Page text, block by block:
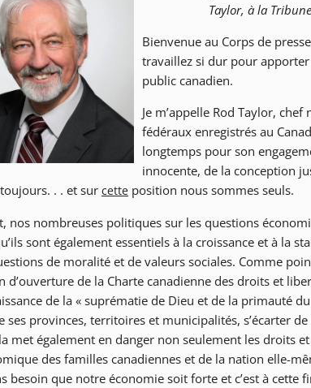
Taylor, à la
Bienvenue au Corps de
travaillez si dur pour
public canadien.
Je m’appelle Rod Taylor,
fédéraux enregistrés au
longtemps pour son
innocente, de la conception
. . et sur cette position nous sommes seuls.
nos nombreuses politiques sur les questions
sont également essentiels à la croissance et à la
de moralité et de valeurs sociales. Comme
d’ouverture de la Charte canadienne des droits et
de la « suprématie de Dieu et de la primauté
ses provinces, territoires et municipalités, s’écarter
met également en danger non seulement les droits
des familles canadiennes et de la nation elle-
besoin que notre économie soit forte et c’est à cette